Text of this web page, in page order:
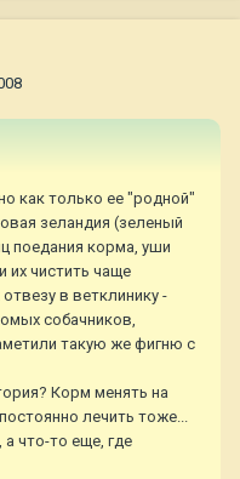
как только ее "родной"
зеландия (зеленый
поедания корма, уши
их чистить чаще
в ветклинику -
собачников,
такую же фигню с
Корм менять на
лечить тоже...
что-то еще, где